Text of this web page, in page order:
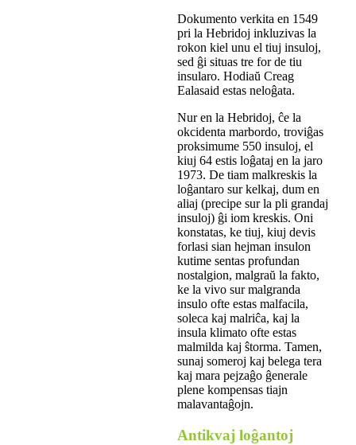
Dokumento verkita en 1549
pri la Hebridoj inkluzivas la
rokon kiel unu el tiuj insuloj,
sed ĝi situas tre for de tiu
insularo. Hodiaŭ Creag
Ealasaid estas neloĝata.
Nur en la Hebridoj, ĉe la
okcidenta marbordo, troviĝas
proksimume 550 insuloj, el
kiuj 64 estis loĝataj en la jaro
1973. De tiam malkreskis la
loĝantaro sur kelkaj, dum en
aliaj (precipe sur la pli grandaj
insuloj) ĝi iom kreskis. Oni
konstatas, ke tiuj, kiuj devis
forlasi sian hejman insulon
kutime sentas profundan
nostalgion, malgraŭ la fakto,
ke la vivo sur malgranda
insulo ofte estas malfacila,
soleca kaj malriĉa, kaj la
insula klimato ofte estas
malmilda kaj ŝtorma. Tamen,
sunaj someroj kaj belega tera
kaj mara pejzaĝo ĝenerale
plene kompensas tiajn
malavantaĝojn.
Antikvaj loĝantoj